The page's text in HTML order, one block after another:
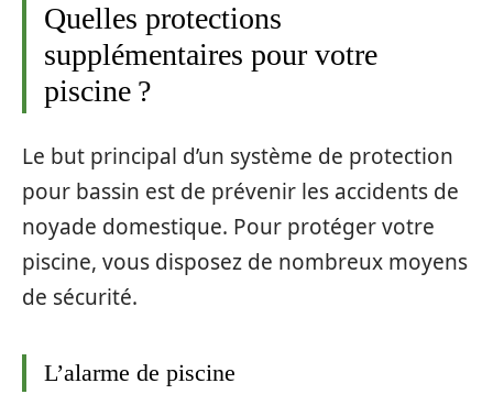
Quelles protections
supplémentaires pour votre
piscine ?
Le but principal d’un système de protection
pour bassin est de prévenir les accidents de
noyade domestique. Pour protéger votre
piscine, vous disposez de nombreux moyens
de sécurité.
L’alarme de piscine